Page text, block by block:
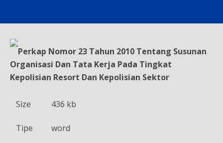
Perkap Nomor 23 Tahun 2010 Tentang Susunan
Organisasi Dan Tata Kerja Pada Tingkat
Kepolisian Resort Dan Kepolisian Sektor
Size 436 kb
Tipe word